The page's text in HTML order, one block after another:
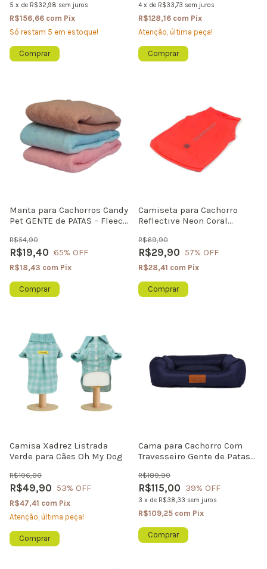
5 x de R$32,98 sem juros
R$156,66 com Pix
Só restam 5 em estoque!
4 x de R$33,73 sem juros
R$128,16 com Pix
Atenção, última peça!
Comprar
Manta para Cachorros Candy
Pet GENTE de PATAS – Fleece
Colo
R$19,40
R$54,90
65% OFF
R$18,43 com Pix
Comprar
Camiseta para Cachorro
Reflective Neon Coral
R$29,90
R$69,90
57% OFF
R$28,41 com Pix
Comprar
Camisa Xadrez Listrada
Verde para Cães Oh My Dog
R$49,90
R$106,00
53% OFF
R$47,41 com Pix
Atenção, última peça!
Comprar
Cama para Cachorro Com
Travesseiro Gente de Patas
R$115,00
R$189,90
39% OFF
3 x de R$38,33 sem juros
R$109,25 com Pix
Comprar